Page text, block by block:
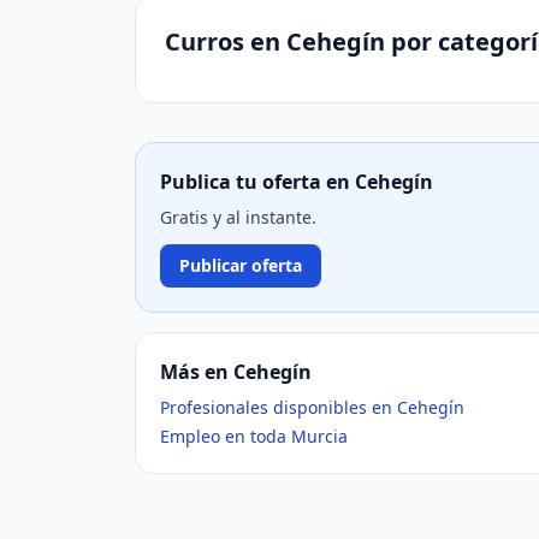
Curros en Cehegín por
Publica tu oferta en Cehegín
Gratis y al instante.
Publicar oferta
Más en Cehegín
Profesionales disponibles en Cehegín
Empleo en toda Murcia